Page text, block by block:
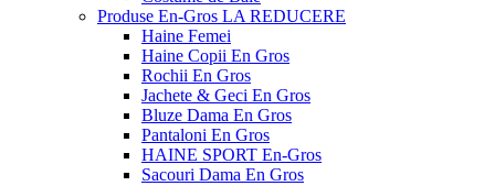
Produse En-Gros LA REDUCERE
Haine Femei
Haine Copii En Gros
Rochii En Gros
Jachete & Geci En Gros
Bluze Dama En Gros
Pantaloni En Gros
HAINE SPORT En-Gros
Sacouri Dama En Gros